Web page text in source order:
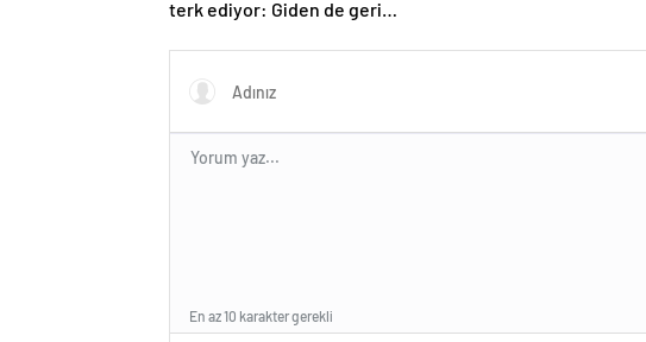
terk ediyor: Giden de geri
En az 10 karakter gerekli